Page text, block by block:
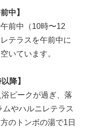
中】
前中（10時〜12
テラスを午前中に
いています。
降】
ピークが過ぎ、落
やハルニレテラス
のトンボの湯で1日